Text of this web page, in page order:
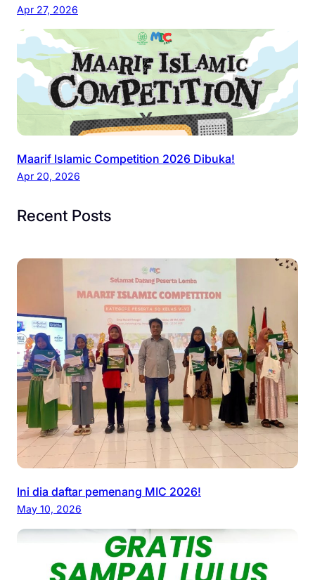
Apr 27, 2026
Maarif Islamic Competition 2026 Dibuka!
Apr 20, 2026
Recent Posts
Ini dia daftar pemenang MIC 2026!
May 10, 2026